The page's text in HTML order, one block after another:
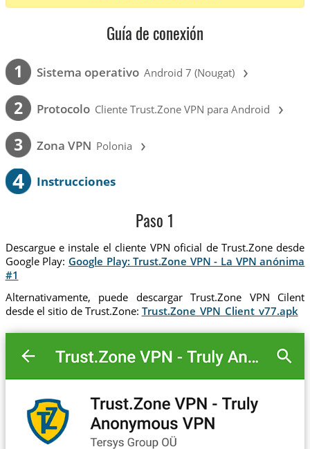
Guía de conexión
1 Sistema operativo Android 7 (Nougat) ›
2 Protocolo Cliente Trust.Zone VPN para Android ›
3 Zona VPN Polonia ›
4 Instrucciones
Paso 1
Descargue e instale el cliente VPN oficial de Trust.Zone desde
Google Play: Google Play: Trust.Zone VPN - La VPN anónima
#1
Alternativamente, puede descargar Trust.Zone VPN Cilent
desde el sitio de Trust.Zone: Trust.Zone_VPN_Client_v77.apk